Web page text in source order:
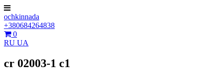
ochkinnada
+380684264838
0
RU UA
cr 02003-1 c1